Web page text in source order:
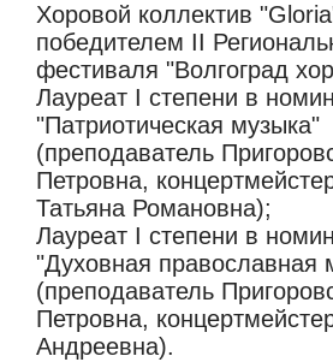
Хоровой коллектив
победителем II
фестиваля "Волгоград
Лауреат I степени в
"Патриотическая музыка"
(преподаватель
Петровна,
Татьяна Романовна);
Лауреат I степени в
"Духовная православная
(преподаватель
Петровна,
Андреевна).